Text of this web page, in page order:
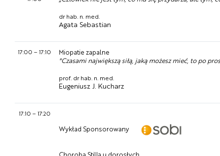
dr hab. n. med.
Agata Sebastian
17:00 – 17:10
Miopatie zapalne
"Czasami największą siłą, jaką możesz mieć, to po
prof. dr hab. n. med.
Eugeniusz J. Kucharz
17:10 – 17:20
Wykład Sponsorowany
Choroba Stilla u dorosłych